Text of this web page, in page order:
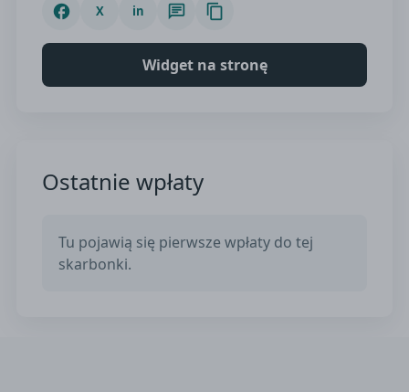
facebook X in chat content_copy
Widget na stronę
Ostatnie wpłaty
Tu pojawią się pierwsze wpłaty do tej
skarbonki.